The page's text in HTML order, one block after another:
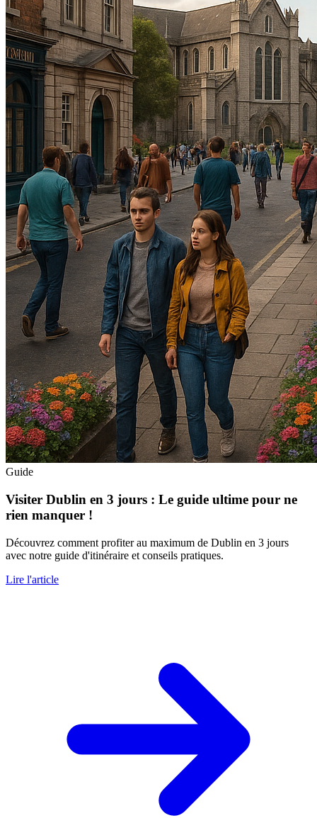
Guide
Visiter Dublin en 3 jours : Le guide ultime pour ne
rien manquer !
Découvrez comment profiter au maximum de Dublin en 3 jours
avec notre guide d'itinéraire et conseils pratiques.
Lire l'article